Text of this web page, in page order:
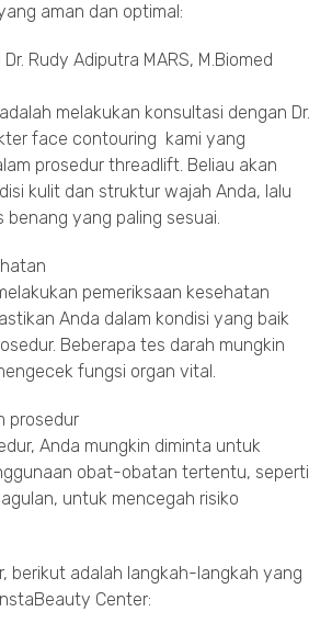
aman dan optimal:
Rudy Adiputra MARS, M.Biomed
melakukan konsultasi dengan Dr.
face contouring kami yang
prosedur threadlift. Beliau akan
kulit dan struktur wajah Anda, lalu
benang yang paling sesuai.
pemeriksaan kesehatan
Anda dalam kondisi yang baik
Beberapa tes darah mungkin
fungsi organ vital.
prosedur
Anda mungkin diminta untuk
obat-obatan tertentu, seperti
untuk mencegah risiko
berikut adalah langkah-langkah yang
Center: